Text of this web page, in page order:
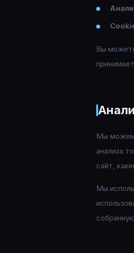
Вы
Мы можем
анализа
сайт,
Мы